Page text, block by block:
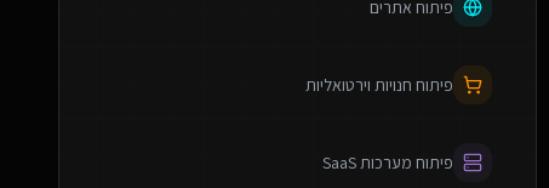
פיתוח אתרים
פיתוח חנויות וירטואליות
פיתוח מערכות SaaS